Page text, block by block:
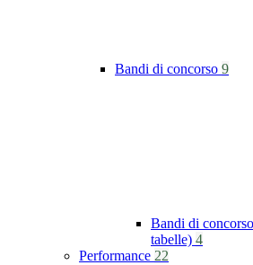
Bandi di concorso 9
Bandi di
tabelle) 4
Performance 22